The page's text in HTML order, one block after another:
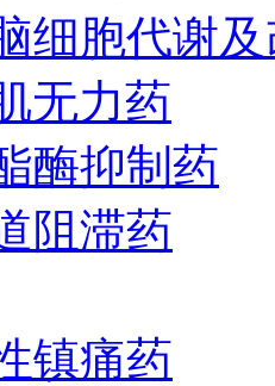
细胞代谢
无力药
酶抑制药
阻滞药
镇痛药